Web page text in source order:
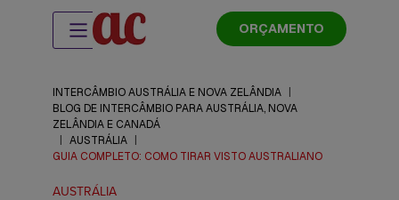
ORÇAMENTO
INTERCÂMBIO AUSTRÁLIA E NOVA ZELÂNDIA
BLOG DE INTERCÂMBIO PARA AUSTRÁLIA, NOVA
ZELÂNDIA E CANADÁ
AUSTRÁLIA
GUIA COMPLETO: COMO TIRAR VISTO AUSTRALIANO
AUSTRÁLIA